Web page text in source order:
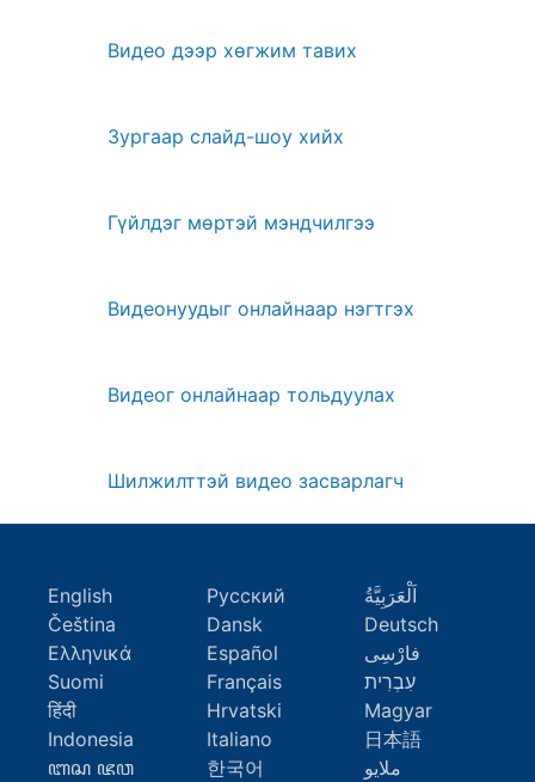
Видео дээр хөгжим тавих
Зургаар слайд-шоу хийх
Гүйлдэг мөртэй мэндчилгээ
Видеонуудыг онлайнаар нэгтгэх
Видеог онлайнаар тольдуулах
Шилжилттэй видео засварлагч
English Русский
اَلْعَرَبِيَّةُ
Čeština
Dansk
Deutsch
Ελληνικά
Español
فارْسِى
Suomi
Français
עִבְרִית
हिंदी
Hrvatski
Magyar
Indonesia
Italiano
日本語
ꦧꦱ ꦗꦮ
한국어
ملايو